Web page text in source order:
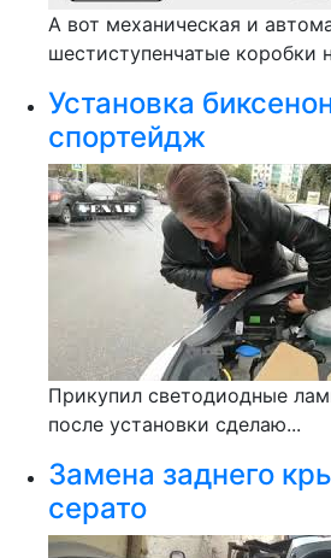
А вот механическая и
шестиступенчатые коробки
Установка
спортейдж
Прикупил светодиодные
после установки сделаю...
Замена заднего
серато